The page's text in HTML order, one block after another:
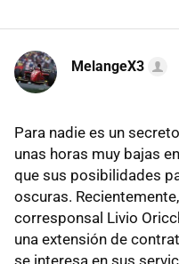
MelangeX3
Para nadie es un
unas horas muy bajas
que sus posibilidades
oscuras.
corresponsal Livio
una extensión de
se interesa en sus